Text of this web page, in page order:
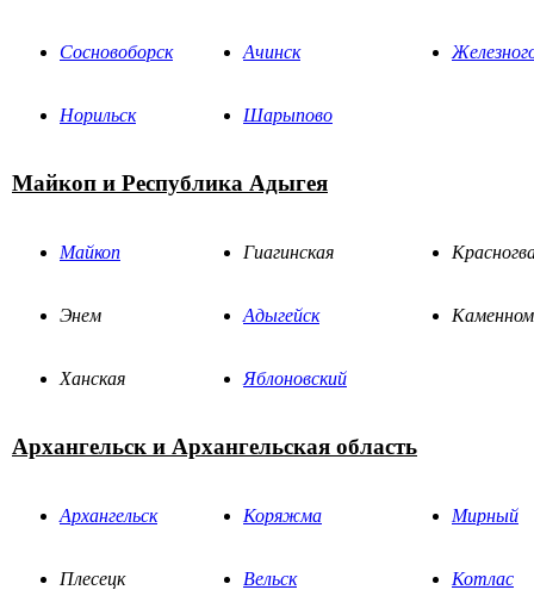
Сосновоборск Ачинск
Норильск Шарыпово
Майкоп и Республика Адыгея
Майкоп Гиагинская
Энем Адыгейск
Ханская Яблоновский
Архангельск и Архангельская область
Архангельск Коряжма Мирный
Плесецк Вельск Котлас